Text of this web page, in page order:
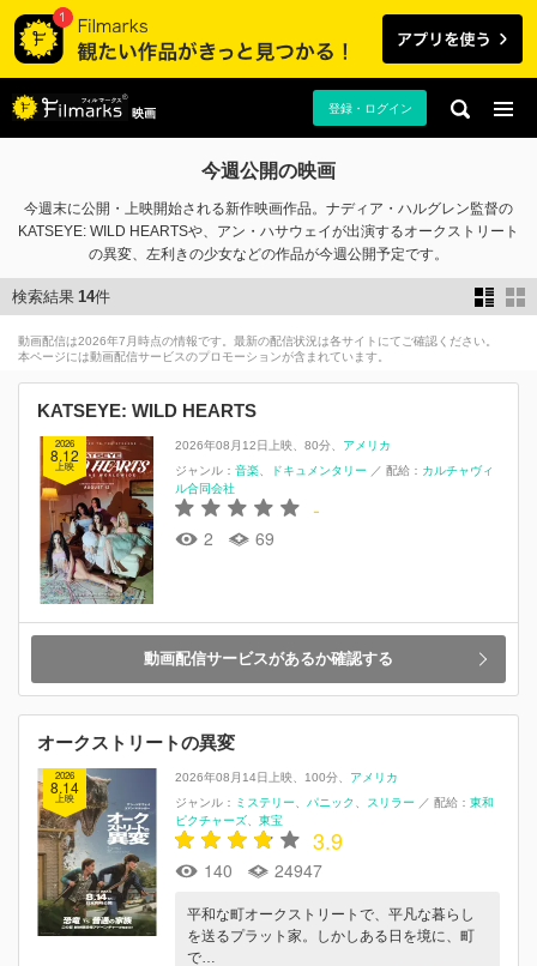
映画 登録・ログイン
今週公開の映画
今週末に公開・上映開始される新作映画作品。ナディア・ハルグレン監督の
KATSEYE: WILD HEARTSや、アン・ハサウェイが出演するオークストリート
の異変、左利きの少女などの作品が今週公開予定です。
検索結果 14件
動画配信は2026年7月時点の情報です。最新の配信状況は各サイトにてご確認ください。
本ページには動画配信サービスのプロモーションが含まれています。
KATSEYE: WILD HEARTS
2026
8.12
上映
2026年08月12日上映 80分
アメリカ
ジャンル： 音楽 ドキュメンタリー ／ 配給： カルチャヴィ
ル合同会社
-
2 69
動画配信サービスがあるか確認する
オークストリートの異変
2026
8.14
上映
2026年08月14日上映 100分
アメリカ
ジャンル： ミステリー パニック スリラー ／ 配給： 東和
ピクチャーズ
東宝
3.9
140 24947
平和な町オークストリートで、平凡な暮らし
を送るプラット家。しかしある日を境に、町
で…